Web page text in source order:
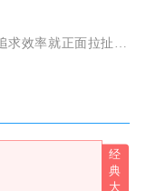
求效率就正面拉扯输